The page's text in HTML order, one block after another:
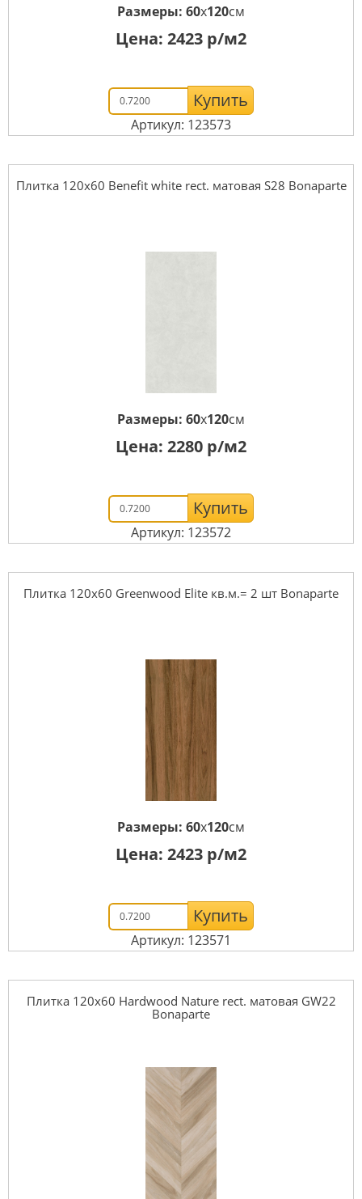
Размеры: 60x120см
Цена: 2423 р/м2
Купить
Артикул: 123573
Плитка 120x60 Benefit white rect. матовая S28 Bonaparte
Размеры: 60x120см
Цена: 2280 р/м2
Купить
Артикул: 123572
Плитка 120x60 Greenwood Elite кв.м.= 2 шт Bonaparte
Размеры: 60x120см
Цена: 2423 р/м2
Купить
Артикул: 123571
Плитка 120x60 Hardwood Nature rect. матовая GW22
Bonaparte